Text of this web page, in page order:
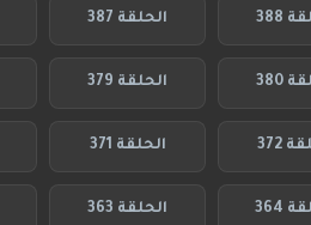
388 الحلقة 387
380 الحلقة 379
372 الحلقة 371
364 الحلقة 363